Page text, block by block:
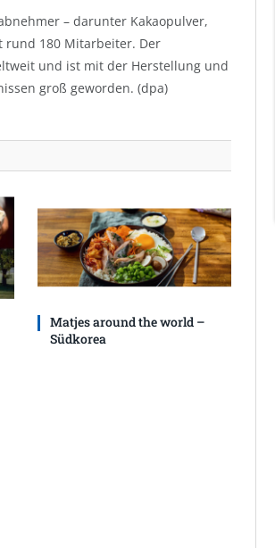
– darunter Kakaopulver,
rund 180 Mitarbeiter. Der
und ist mit der Herstellung und
groß geworden. (dpa)
Matjes around the world –
Südkorea